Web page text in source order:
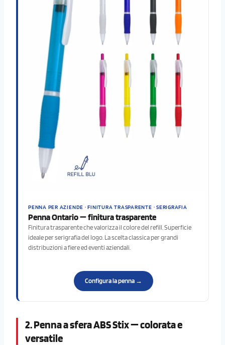
PENNA PER AZIENDE · FINITURA TRASPARENTE · SERIGRAFIA
Penna Ontario — finitura trasparente
Finitura trasparente che valorizza il colore del refill. Superficie
ideale per serigrafia del logo. La scelta classica per grandi
distribuzioni a fiere ed eventi aziendali.
Configura la penna →
2. Penna a sfera ABS Stix — colorata e
versatile